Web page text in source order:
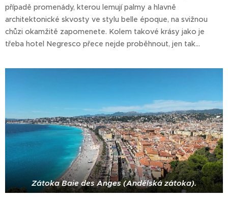
případě promenády, kterou lemují palmy a hlavně
architektonické skvosty ve stylu belle époque, na svižnou
chůzi okamžitě zapomenete. Kolem takové krásy jako je
třeba hotel Negresco přece nejde proběhnout, jen tak…
Zátoka Baie des Anges (Andělská zátoka).